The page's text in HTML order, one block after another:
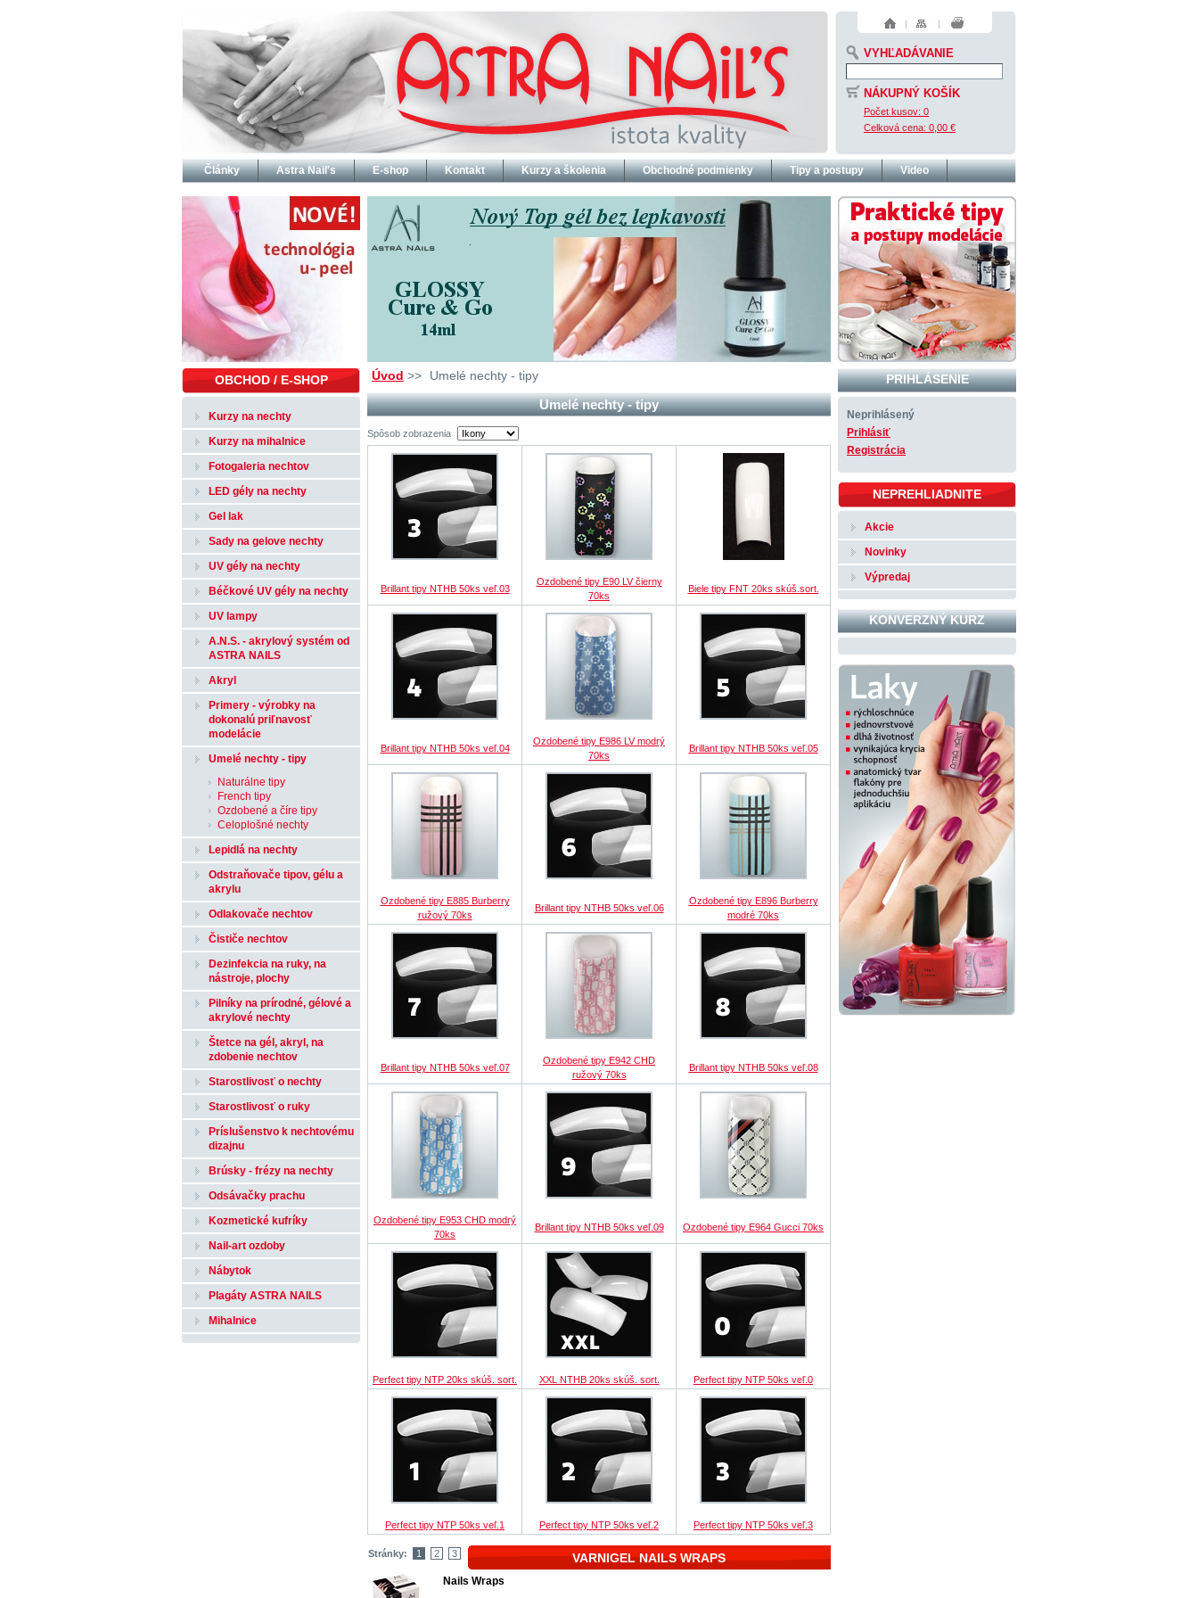
NÁKUPNÝ KOŠÍK
Počet kusov: 0
Celková cena: 0,00 €
VYHĽADÁVANIE
Úvod >> Umelé nechty - tipy
Umelé nechty - tipy
Spôsob zobrazenia
Brillant tipy NTHB 50ks veľ.03
Ozdobené tipy E90 LV čierny
70ks
Biele tipy FNT 20ks skúš.sort.
Brillant tipy NTHB 50ks veľ.04
Ozdobené tipy E986 LV modrý
70ks
Brillant tipy NTHB 50ks veľ.05
Ozdobené tipy E885 Burberry
ružový 70ks
Brillant tipy NTHB 50ks veľ.06
Ozdobené tipy E896 Burberry
modré 70ks
Brillant tipy NTHB 50ks veľ.07
Ozdobené tipy E942 CHD
ružový 70ks
Brillant tipy NTHB 50ks veľ.08
Ozdobené tipy E953 CHD modrý
70ks
Brillant tipy NTHB 50ks veľ.09 Ozdobené tipy E964 Gucci 70ks
Perfect tipy NTP 20ks skúš. sort. XXL NTHB 20ks skúš. sort. Perfect tipy NTP 50ks veľ.0
Perfect tipy NTP 50ks veľ.1 Perfect tipy NTP 50ks veľ.2 Perfect tipy NTP 50ks veľ.3
Stránky: 1 2 3 VARNIGEL NAILS WRAPS
Nails Wraps
OBCHOD / E-SHOP
Kurzy na nechty
Kurzy na mihalnice
Fotogaleria nechtov
LED gély na nechty
Gel lak
Sady na gelove nechty
UV gély na nechty
Béčkové UV gély na nechty
UV lampy
A.N.S. - akrylový systém od
ASTRA NAILS
Akryl
Primery - výrobky na
dokonalú priľnavosť
modelácie
Umelé nechty - tipy
Naturálne tipy
French tipy
Ozdobené a číre tipy
Celoplošné nechty
Lepidlá na nechty
Odstraňovače tipov, gélu a
akrylu
Odlakovače nechtov
Čističe nechtov
Dezinfekcia na ruky, na
nástroje, plochy
Pilníky na prírodné, gélové a
akrylové nechty
Štetce na gél, akryl, na
zdobenie nechtov
Starostlivosť o nechty
Starostlivosť o ruky
Príslušenstvo k nechtovému
dizajnu
Brúsky - frézy na nechty
Odsávačky prachu
Kozmetické kufríky
Nail-art ozdoby
Nábytok
Plagáty ASTRA NAILS
Mihalnice
PRIHLÁSENIE
Neprihlásený
Prihlásiť
Registrácia
NEPREHLIADNITE
Akcie
Novinky
Výpredaj
KONVERZNÝ KURZ
Články Astra Nail's E-shop Kontakt Kurzy a školenia Obchodné podmienky Tipy a postupy Video